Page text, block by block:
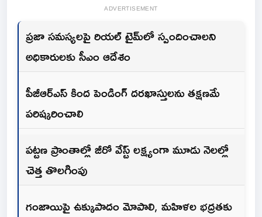
ADVERTISEMENT
ప్రజా సమస్యలపై రియల్ టైమ్‌లో స్పందించాలని
అధికారులకు సీఎం ఆదేశం
పీజీఆర్ఎస్ కింద పెండింగ్ దరఖాస్తులను తక్షణమే
పరిష్కరించాలి
పట్టణ ప్రాంతాల్లో జీరో వేస్ట్ లక్ష్యంగా మూడు నెలల్లో
చెత్త తొలగింపు
గంజాయిపై ఉక్కుపాదం మోపాలి, మహిళల భద్రతకు